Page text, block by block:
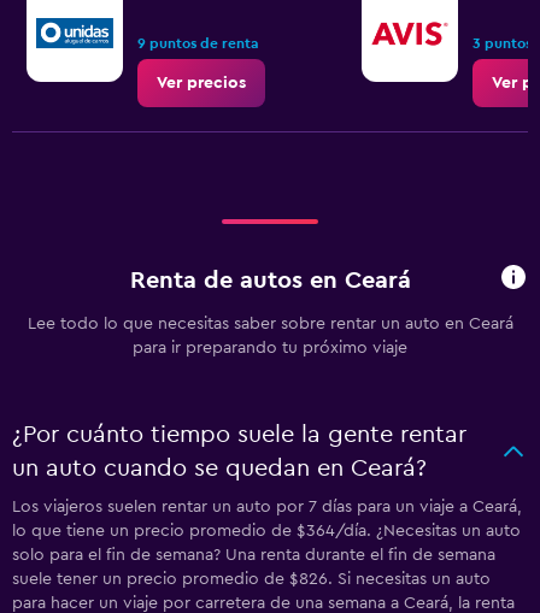
9 puntos de renta
Ver precios
3 puntos
Ver
Renta de autos en Ceará
Lee todo lo que necesitas saber sobre rentar un auto en Ceará
para ir preparando tu próximo viaje
¿Por cuánto tiempo suele la gente rentar
un auto cuando se quedan en Ceará?
Los viajeros suelen rentar un auto por 7 días para un viaje a Ceará,
lo que tiene un precio promedio de $364/día. ¿Necesitas un auto
solo para el fin de semana? Una renta durante el fin de semana
suele tener un precio promedio de $826. Si necesitas un auto
para hacer un viaje por carretera de una semana a Ceará, la renta